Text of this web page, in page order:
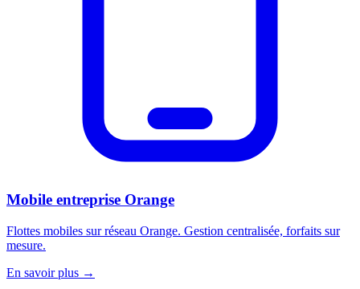
Mobile entreprise Orange
Flottes mobiles sur réseau Orange. Gestion centralisée, forfaits sur
mesure.
En savoir plus →